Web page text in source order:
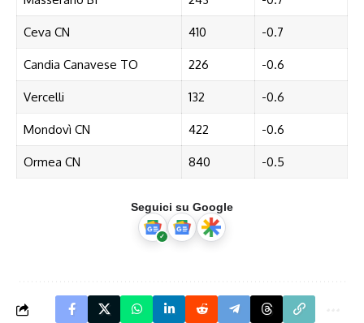
Ceva CN 410 -0.7
Candia Canavese TO 226 -0.6
Vercelli 132 -0.6
Mondovì CN 422 -0.6
Ormea CN 840 -0.5
Seguici su Google